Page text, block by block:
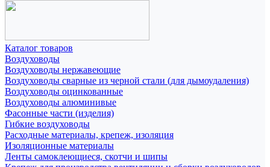
Каталог товаров
Воздуховоды
Воздуховоды нержавеющие
Воздуховоды сварные из черной стали (для дымоудаления)
Воздуховоды оцинкованные
Воздуховоды алюминивые
Фасонные части (изделия)
Гибкие воздуховоды
Расходные материалы, крепеж, изоляция
Изоляционные материалы
Ленты самоклеющиеся, скотчи и шипы